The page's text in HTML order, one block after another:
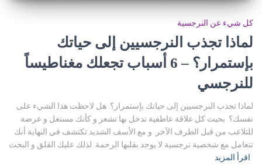
كل شيء عن النرجسية
لماذا تجذب النرجسيين إلى حياتك
بإستمرار؟ – 6 أسباب تجعلك مغناطيساً
للنرجسي
لماذا تجذب النرجسيين إلى حياتك بإستمرار؟. هل لاحظت هذا الشيء على
نفسك؟. بحيث كل علاقة عاطفية تدخل بها تشعر و كأنك مستغل و عرضة
للتلاعب من قبل الطرف الآخر. و مع الأسف الشديد تكتشف في النهاية أنك
تتعامل مع شخصية نرجسية لا يوجد بقلبها الرحمة. لذلك عليك القلق و البحث
اقرأ المزيد